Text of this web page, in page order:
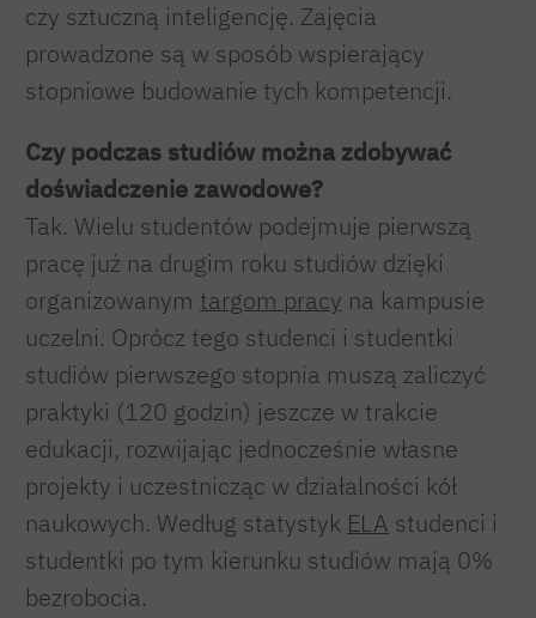
czy sztuczną inteligencję. Zajęcia
prowadzone są w sposób wspierający
stopniowe budowanie tych kompetencji.
Czy podczas studiów można zdobywać
doświadczenie zawodowe?
Tak. Wielu studentów podejmuje pierwszą
pracę już na drugim roku studiów dzięki
organizowanym targom pracy na kampusie
uczelni. Oprócz tego studenci i studentki
studiów pierwszego stopnia muszą zaliczyć
praktyki (120 godzin) jeszcze w trakcie
edukacji, rozwijając jednocześnie własne
projekty i uczestnicząc w działalności kół
naukowych. Według statystyk ELA studenci i
studentki po tym kierunku studiów mają 0%
bezrobocia.